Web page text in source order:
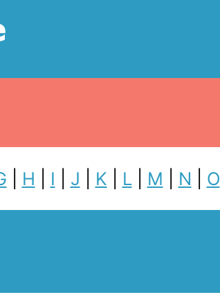
H I J K L| M N O